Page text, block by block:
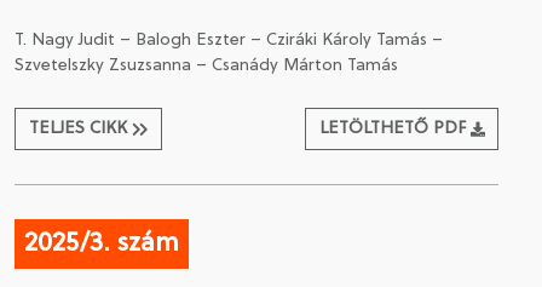
T. Nagy Judit – Balogh Eszter – Cziráki Károly Tamás –
Szvetelszky Zsuzsanna – Csanády Márton Tamás
TELJES CIKK LETÖLTHETŐ PDF
2025/3. szám